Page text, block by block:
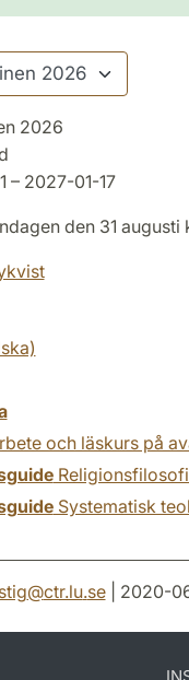
2026
– 2027-01-17
den 31 augusti
och läskurs på
Systematisk
@ctr.lu.se| 2020-